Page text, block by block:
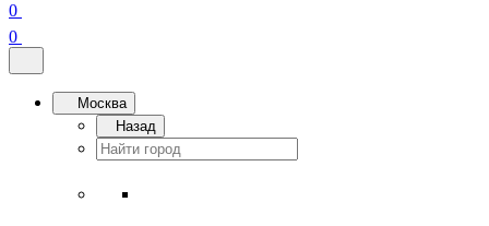
0
0
Москва
Назад